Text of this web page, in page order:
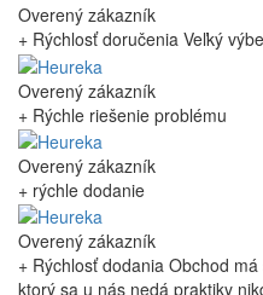
Overený zákazník
+ Rýchlosť doručenia Veľký
Overený zákazník
+ Rýchle riešenie problému
Overený zákazník
+ rýchle dodanie
Overený zákazník
+ Rýchlosť dodania Obchod
ktorý sa u nás nedá praktiky